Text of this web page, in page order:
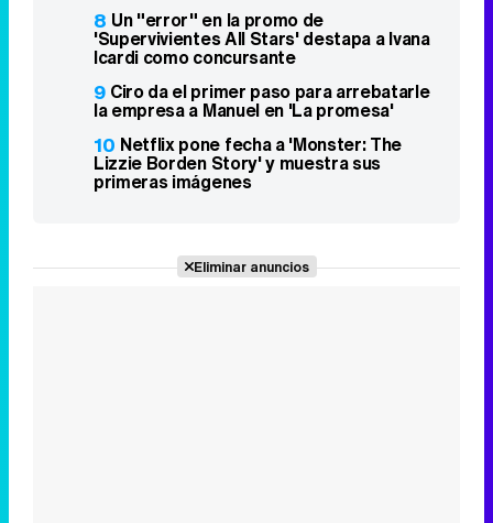
8 Un "error" en la promo de
'Supervivientes All Stars' destapa a Ivana
Icardi como concursante
9 Ciro da el primer paso para arrebatarle
la empresa a Manuel en 'La promesa'
10 Netflix pone fecha a 'Monster: The
Lizzie Borden Story' y muestra sus
primeras imágenes
Eliminar anuncios